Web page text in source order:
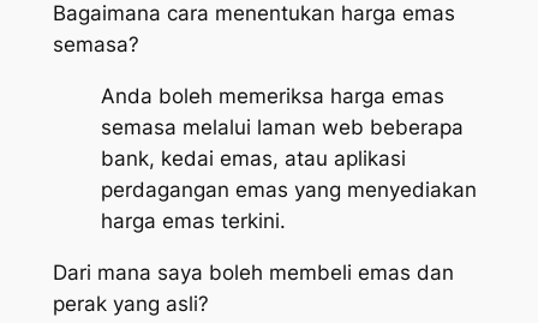
Bagaimana cara menentukan harga emas
semasa?
Anda boleh memeriksa harga emas
semasa melalui laman web beberapa
bank, kedai emas, atau aplikasi
perdagangan emas yang menyediakan
harga emas terkini.
Dari mana saya boleh membeli emas dan
perak yang asli?